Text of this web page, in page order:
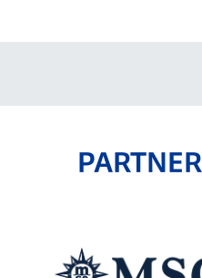
PARTNER